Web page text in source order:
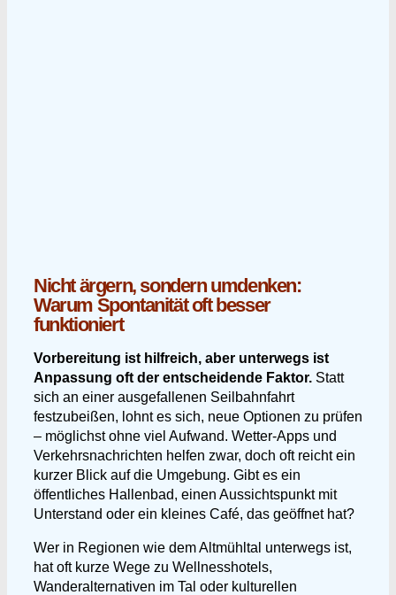
Nicht ärgern, sondern umdenken:
Warum Spontanität oft besser
funktioniert
Vorbereitung ist hilfreich, aber unterwegs ist
Anpassung oft der entscheidende Faktor. Statt
sich an einer ausgefallenen Seilbahnfahrt
festzubeißen, lohnt es sich, neue Optionen zu prüfen
– möglichst ohne viel Aufwand. Wetter-Apps und
Verkehrsnachrichten helfen zwar, doch oft reicht ein
kurzer Blick auf die Umgebung. Gibt es ein
öffentliches Hallenbad, einen Aussichtspunkt mit
Unterstand oder ein kleines Café, das geöffnet hat?
Wer in Regionen wie dem Altmühltal unterwegs ist,
hat oft kurze Wege zu Wellnesshotels,
Wanderalternativen im Tal oder kulturellen